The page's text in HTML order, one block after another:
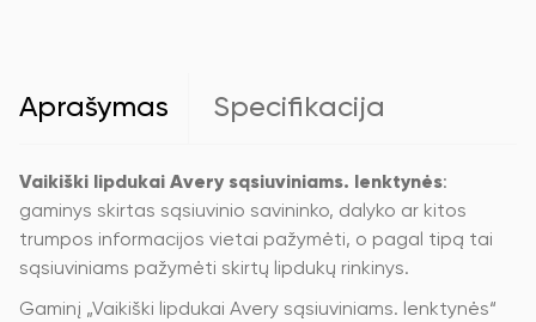
Aprašymas Specifikacija
Vaikiški lipdukai Avery sąsiuviniams. lenktynės:
gaminys skirtas sąsiuvinio savininko, dalyko ar kitos
trumpos informacijos vietai pažymėti, o pagal tipą tai
sąsiuviniams pažymėti skirtų lipdukų rinkinys.
Gaminį „Vaikiški lipdukai Avery sąsiuviniams. lenktynės“